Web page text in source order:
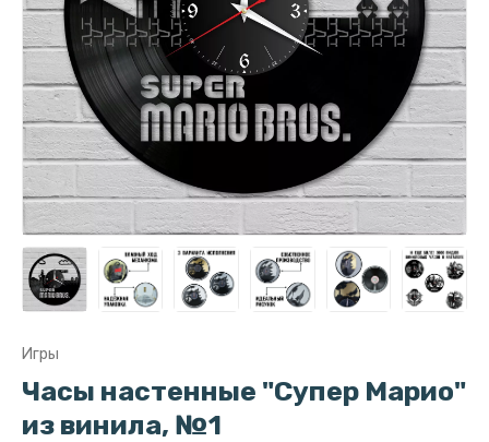
Игры
Часы настенные "Супер Марио"
из винила, №1